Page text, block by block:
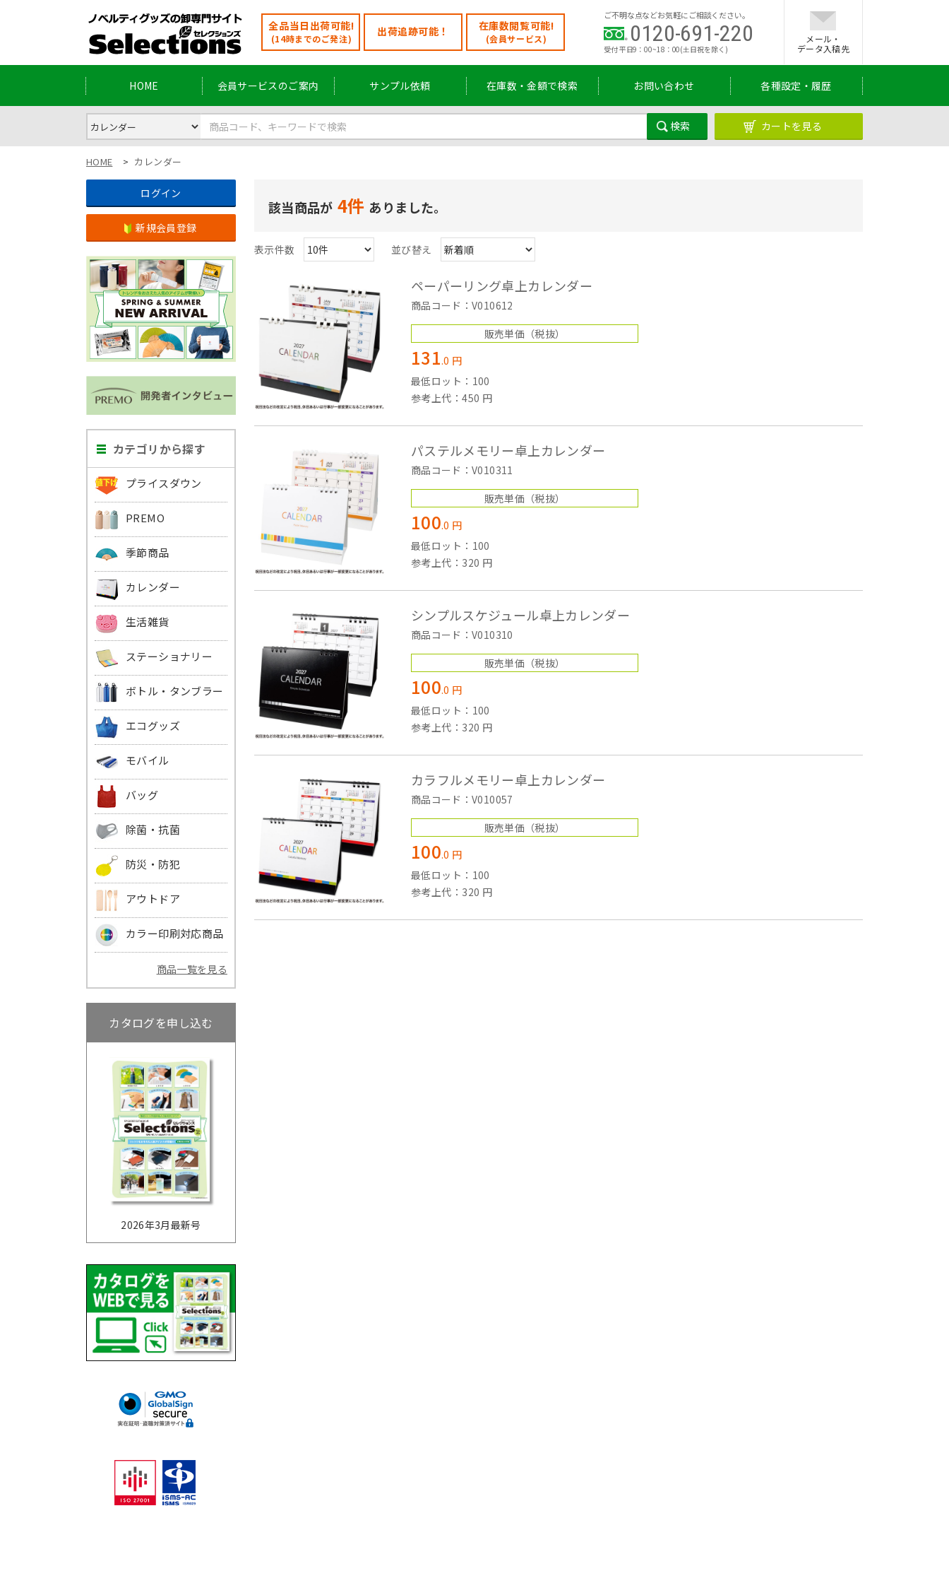
全品当日出荷可能!
(14時までのご発注)
出荷追跡可能！ 在庫数閲覧可能!
(会員サービス)
ご不明な点などお気軽にご相談ください。
0120-691-220
受付 平日9：00~18：00(土日祝を除く)
メール・
データ入稿先
HOME 会員サービスのご案内 サンプル依頼 在庫数・金額で検索 お問い合わせ 各種設定・履歴
カートを見る
HOME カレンダー
該当商品が 4件 ありました。
表示件数 並び替え
ペーパーリング卓上カレンダー
商品コード：V010612
販売単価 （税抜）
131.0 円
最低ロット：100
参考上代：450 円
パステルメモリー卓上カレンダー
商品コード：V010311
販売単価 （税抜）
100.0 円
最低ロット：100
参考上代：320 円
シンプルスケジュール卓上カレンダー
商品コード：V010310
販売単価 （税抜）
100.0 円
最低ロット：100
参考上代：320 円
カラフルメモリー卓上カレンダー
商品コード：V010057
販売単価 （税抜）
100.0 円
最低ロット：100
参考上代：320 円
ログイン
新規会員登録
カテゴリから探す
プライスダウン
PREMO
季節商品
カレンダー
生活雑貨
ステーショナリー
ボトル・タンブラー
エコグッズ
モバイル
バッグ
除菌・抗菌
防災・防犯
アウトドア
カラー印刷対応商品
商品一覧を見る
カタログを申し込む
2026年3月最新号